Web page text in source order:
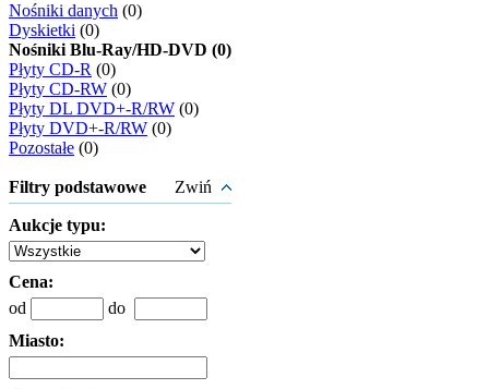
Nośniki danych (0)
Dyskietki (0)
Nośniki Blu-Ray/HD-DVD (0)
Płyty CD-R (0)
Płyty CD-RW (0)
Płyty DL DVD+-R/RW (0)
Płyty DVD+-R/RW (0)
Pozostałe (0)
Filtry podstawowe Zwiń
Aukcje typu:
Cena:
od
do
Miasto: